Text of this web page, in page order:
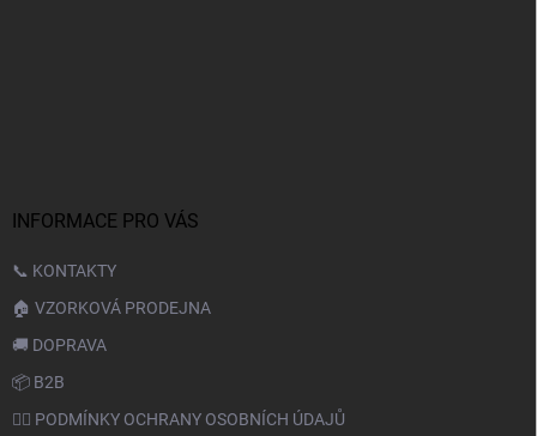
INFORMACE PRO VÁS
📞 KONTAKTY
🏠 VZORKOVÁ PRODEJNA
🚚 DOPRAVA
📦 B2B
🙆‍♂️ PODMÍNKY OCHRANY OSOBNÍCH ÚDAJŮ